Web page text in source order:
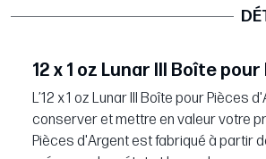
12 x 1 oz Lunar III Boîte
L’12 x 1 oz Lunar III Boîte pour
conserver et mettre en valeur votre
Pièces d'Argent est fabriqué à partir